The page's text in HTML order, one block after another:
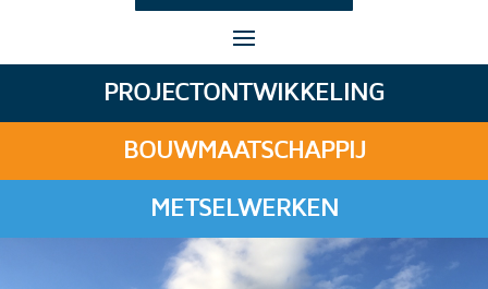
PROJECTONTWIKKELING
BOUWMAATSCHAPPIJ
METSELWERKEN